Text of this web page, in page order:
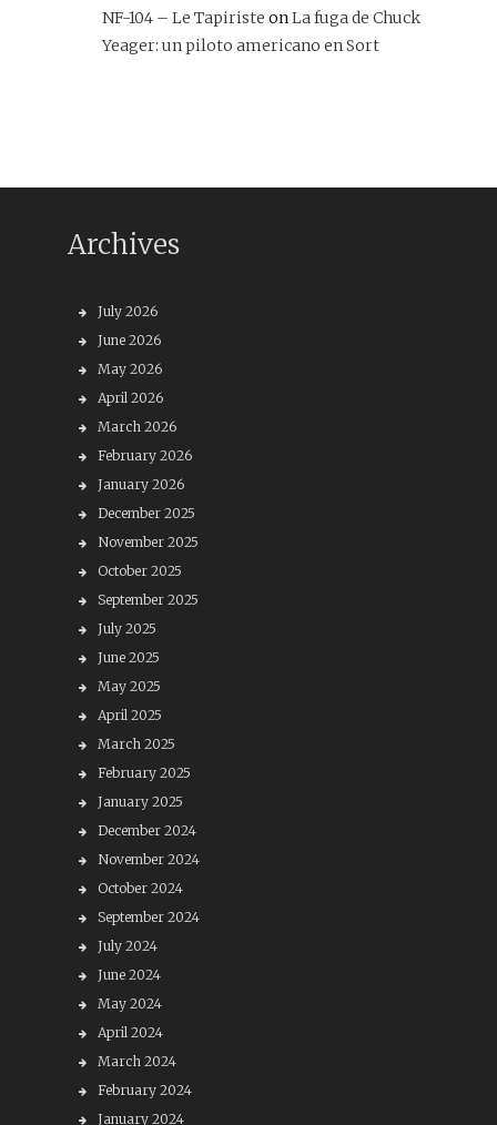
NF-104 – Le Tapiriste onLa fuga de Chuck
Yeager: un piloto americano en Sort
Archives
July 2026
June 2026
May 2026
April 2026
March 2026
February 2026
January 2026
December 2025
November 2025
October 2025
September 2025
July 2025
June 2025
May 2025
April 2025
March 2025
February 2025
January 2025
December 2024
November 2024
October 2024
September 2024
July 2024
June 2024
May 2024
April 2024
March 2024
February 2024
January 2024